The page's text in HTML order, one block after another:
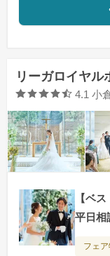
リーガロイヤル
口コミ
4.1 小
【ベ
平日相
フェ